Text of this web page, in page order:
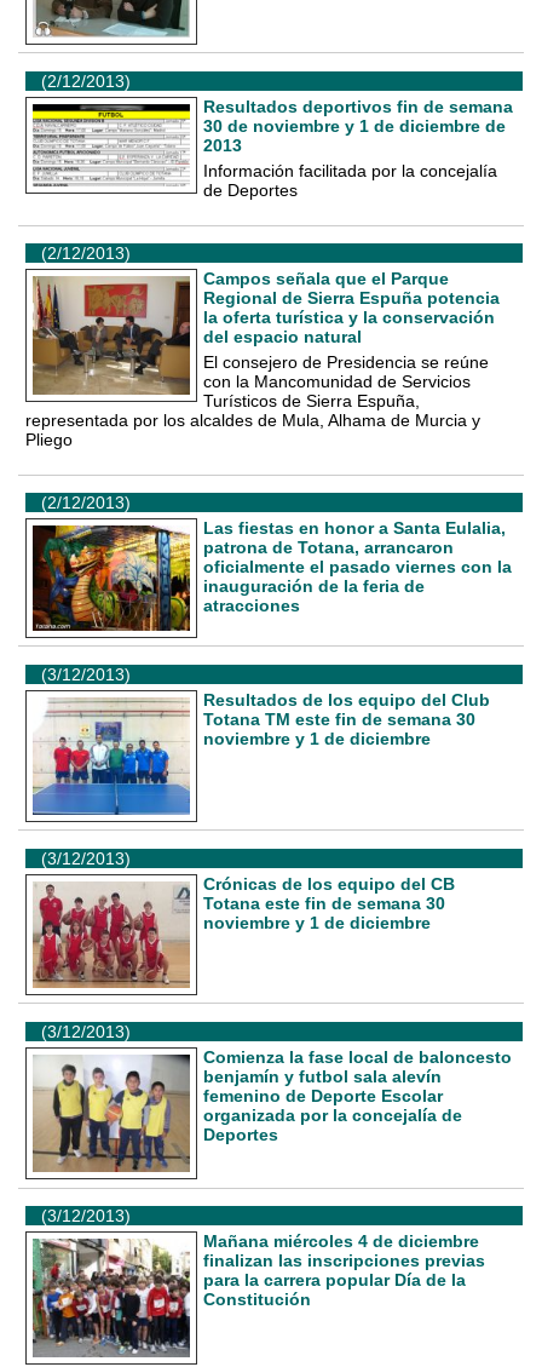
(2/12/2013)
Resultados deportivos fin de semana
30 de noviembre y 1 de diciembre de
2013
Información facilitada por la concejalía
de Deportes
(2/12/2013)
Campos señala que el Parque
Regional de Sierra Espuña potencia
la oferta turística y la conservación
del espacio natural
El consejero de Presidencia se reúne
con la Mancomunidad de Servicios
Turísticos de Sierra Espuña,
representada por los alcaldes de Mula, Alhama de Murcia y
Pliego
(2/12/2013)
Las fiestas en honor a Santa Eulalia,
patrona de Totana, arrancaron
oficialmente el pasado viernes con la
inauguración de la feria de
atracciones
(3/12/2013)
Resultados de los equipo del Club
Totana TM este fin de semana 30
noviembre y 1 de diciembre
(3/12/2013)
Crónicas de los equipo del CB
Totana este fin de semana 30
noviembre y 1 de diciembre
(3/12/2013)
Comienza la fase local de baloncesto
benjamín y futbol sala alevín
femenino de Deporte Escolar
organizada por la concejalía de
Deportes
(3/12/2013)
Mañana miércoles 4 de diciembre
finalizan las inscripciones previas
para la carrera popular Día de la
Constitución